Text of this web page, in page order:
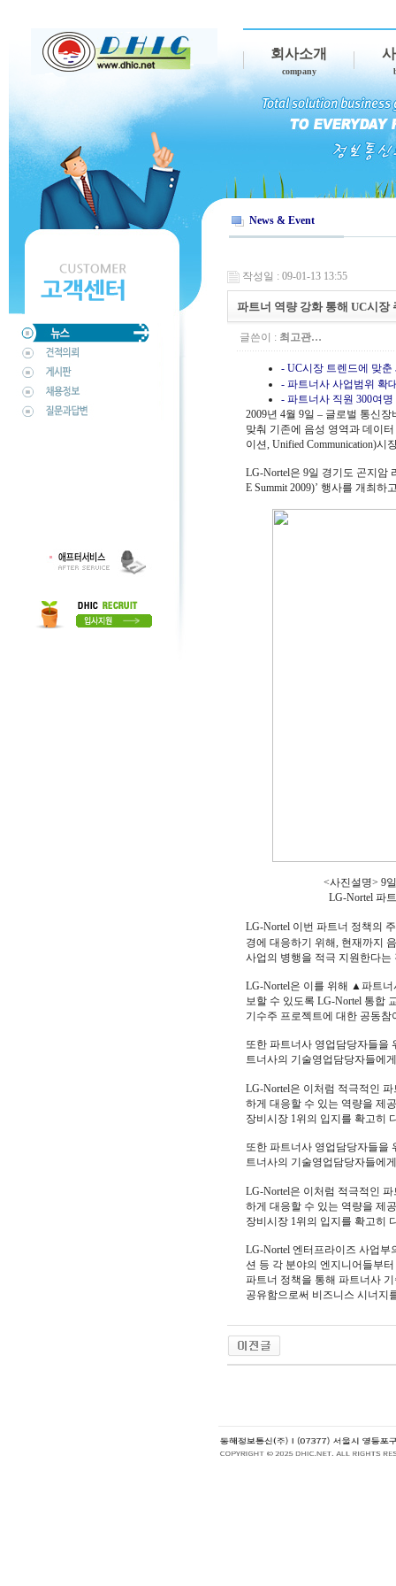
회사소개
company
News & Event
작성일 : 09-01-13 13:55
파트너 역량 강화 통해 UC시
글쓴이 : 최고관…
- UC시장 트렌드에 맞
- 파트너사 사업범위 확
- 파트너사 직원 300여명
2009년 4월 9일 – 글로벌 통신
맞춰 기존에 음성 영역과 데이
이션, Unified Communication)시
LG-Nortel은 9일 경기도 곤지암
E Summit 2009)’ 행사를 개최
<사진설명> 9
LG-Nortel 파
LG-Nortel 이번 파트너 정책의
경에 대응하기 위해, 현재까지
사업의 병행을 적극 지원한다는
LG-Nortel은 이를 위해 ▲파트
보할 수 있도록 LG-Nortel 통합
기수주 프로젝트에 대한 공동
또한 파트너사 영업담당자들을
트너사의 기술영업담당자들에
LG-Nortel은 이처럼 적극적인
하게 대응할 수 있는 역량을 제
장비시장 1위의 입지를 확고히
또한 파트너사 영업담당자들을
트너사의 기술영업담당자들에
LG-Nortel은 이처럼 적극적인
하게 대응할 수 있는 역량을 제
장비시장 1위의 입지를 확고히
LG-Nortel 엔터프라이즈 사업
션 등 각 분야의 엔지니어들부
파트너 정책을 통해 파트너사
공유함으로써 비즈니스 시너지